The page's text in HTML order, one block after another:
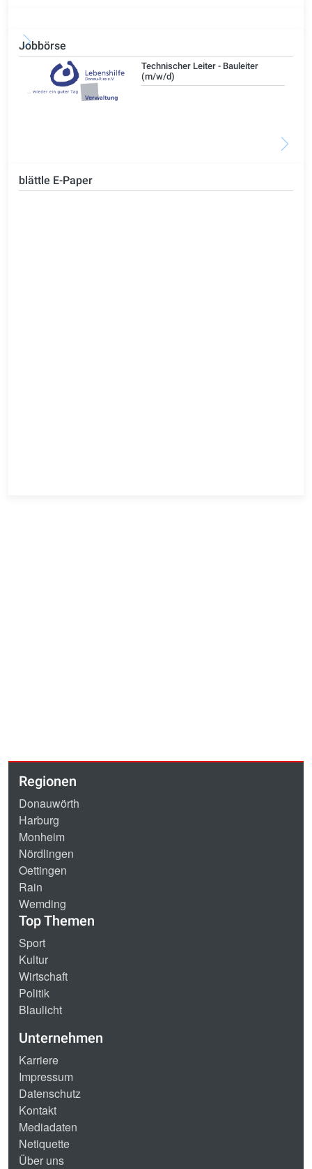
Jobbörse
Technischer Leiter - Bauleiter
(m/w/d)
blättle E-Paper
Regionen
Donauwörth
Harburg
Monheim
Nördlingen
Oettingen
Rain
Wemding
Top Themen
Sport
Kultur
Wirtschaft
Politik
Blaulicht
Unternehmen
Karriere
Impressum
Datenschutz
Kontakt
Mediadaten
Netiquette
Über uns